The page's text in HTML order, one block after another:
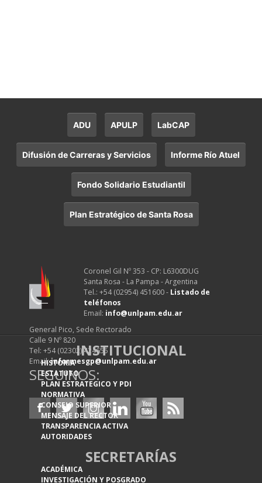
ADU APULP LabCAP
Difusión de Carreras y Servicios Informe Río Atuel
Fondo Solidario Estudiantil
Plan Estratégico de Santa Rosa
Coronel Gil Nº 353 - CP: L6300DUG
Santa Rosa - La Pampa - Argentina
Tel.: +54 (02954) 451600 - Listado de
teléfonos
Email: info@unlpam.edu.ar
General Pico, Sede Rectorado
Calle 9 Nº 820
Tel: +54 (02302) 424655
Email:informesgp@unlpam.edu.ar
SEGUINOS:
INSTITUCIONAL
HISTORIA
ESTATUTO
PLAN ESTRATEGICO Y PDI
NORMATIVA
CONSEJO SUPERIOR
MENSAJE DEL RECTOR
TRANSPARENCIA ACTIVA
AUTORIDADES
SECRETARÍAS
ACADÉMICA
INVESTIGACIÓN Y POSGRADO